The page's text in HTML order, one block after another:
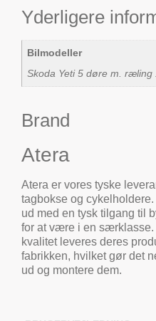
Yderligere
Bilmodeller
Skoda Yeti 5 døre m. ræling
Brand
Atera
Atera er vores tyske
tagbokse og
ud med en tysk tilgang til
for at være i en særklasse.
kvalitet leveres deres
fabrikken, hvilket gør det
ud og montere dem.